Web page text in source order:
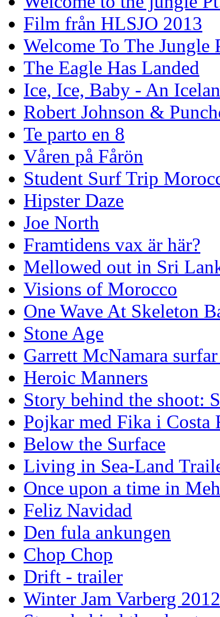
Film från HLSJO 2013
Welcome To The Jungle
The Eagle Has Landed
Ice, Ice, Baby - An
Robert Johnson &
Te parto en 8
Våren på Fårön
Student Surf Trip
Hipster Daze
Joe North
Framtidens vax är här?
Mellowed out in Sri
Visions of Morocco
One Wave At Skeleton
Stone Age
Garrett McNamara
Heroic Manners
Story behind the shoot:
Pojkar med Fika i Costa
Below the Surface
Living in Sea-Land
Once upon a time in
Feliz Navidad
Den fula ankungen
Chop Chop
Drift - trailer
Winter Jam Varberg 2012